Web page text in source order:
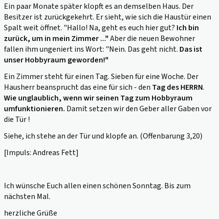
Ein paar Monate später klopft es an demselben Haus. Der
Besitzer ist zurückgekehrt. Er sieht, wie sich die Haustür einen
Spalt weit öffnet. "Hallo! Na, geht es euch hier gut? Ich bin
zurück, um in mein Zimmer ..."Aber die neuen Bewohner
fallen ihm ungeniert ins Wort: "Nein. Das geht nicht. Das ist
unser Hobbyraum geworden!"
Ein Zimmer steht für einen Tag. Sieben für eine Woche. Der
Hausherr beansprucht das eine für sich - den Tag des HERRN.
Wie unglaublich, wenn wir seinen Tag zum Hobbyraum
umfunktionieren. Damit setzen wir den Geber aller Gaben vor
die Tür !
Siehe, ich stehe an der Tür und klopfe an. (Offenbarung 3,20)
[Impuls: Andreas Fett]
Ich wünsche Euch allen einen schönen Sonntag. Bis zum
nächsten Mal.
herzliche Grüße